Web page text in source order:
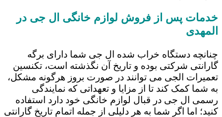
خدمات پس از فروش لوازم خانگی ال جی در
المهدی
چنانچه دستگاه خراب شده ال جی شما دارای برگه
گارانتی شرکتی بوده و تاریخ آن نگذشته است، تکنسین
تعمیرات الجی می توانند در صورت بروز هرگونه مشکل،
به شما کمک کند تا از مزایا و تعهداتی که نمایندگی
رسمی ال جی در قبال لوازم خانگی خود دارد استفاده
کنید؛ اما اگر شما به هر دلیلی از جمله اتمام تاریخ گارانتی